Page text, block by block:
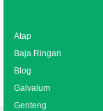
Atap
Baja Ringan
Blog
Galvalum
Genteng